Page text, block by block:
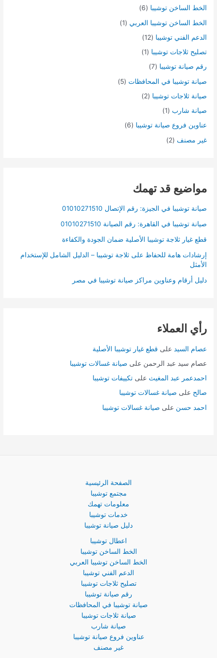
الخط الساخن توشيبا (6)
الخط الساخن توشيبا العربي (1)
الدعم الفني توشيبا (12)
تصليح ثلاجات توشيبا (1)
رقم صيانة توشيبا (7)
صيانة توشيبا في المحافظات (5)
صيانة ثلاجات توشيبا (2)
صيانة شارب (1)
عناوين فروع صيانة توشيبا (6)
غير مصنف (2)
مواضيع قد تهمك
صيانة توشيبا في الجيزة: رقم الإتصال 01010271510
صيانة توشيبا في القاهرة: رقم الصيانة 01010271510
قطع غيار ثلاجة توشيبا الأصلية ضمان الجودة والكفاءة
إرشادات هامة للحفاظ على ثلاجة توشيبا – الدليل الشامل للإستخدام
الأمثل
دليل أرقام وعناوين مراكز صيانة توشيبا في مصر
رأي العملاء
عصام السيد على قطع غيار توشيبا الأصلية
عصام سيد عبد الرحمن على صيانة غسالات توشيبا
احمدعمر عبد المغيث علىتكييفات توشيبا
صالح على صيانة غسالات توشيبا
احمد حسن على صيانة غسالات توشيبا
الصفحة الرئيسية
مجتمع توشيبا
معلومات تهمك
خدمات توشيبا
دليل صيانة توشيبا
اعطال توشيبا
الخط الساخن توشيبا
الخط الساخن توشيبا العربي
الدعم الفني توشيبا
تصليح ثلاجات توشيبا
رقم صيانة توشيبا
صيانة توشيبا في المحافظات
صيانة ثلاجات توشيبا
صيانة شارب
عناوين فروع صيانة توشيبا
غير مصنف